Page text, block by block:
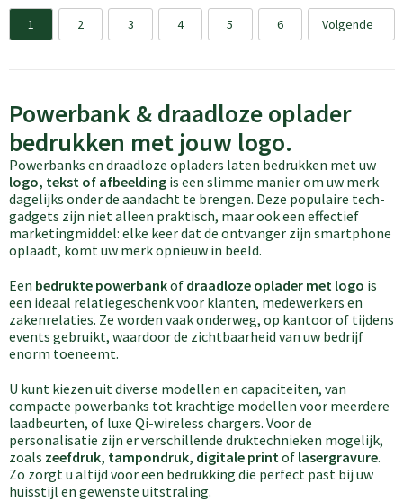
1 2 3 4 5 6 Volgende
Powerbank & draadloze oplader
bedrukken met jouw logo.
Powerbanks en draadloze opladers laten bedrukken met uw
logo, tekst of afbeeldingis een slimme manier om uw merk
dagelijks onder de aandacht te brengen. Deze populaire tech-
gadgets zijn niet alleen praktisch, maar ook een effectief
marketingmiddel: elke keer dat de ontvanger zijn smartphone
oplaadt, komt uw merk opnieuw in beeld.
Een bedrukte powerbankof draadloze oplader met logo is
een ideaal relatiegeschenk voor klanten, medewerkers en
zakenrelaties. Ze worden vaak onderweg, op kantoor of tijdens
events gebruikt, waardoor de zichtbaarheid van uw bedrijf
enorm toeneemt.
U kunt kiezen uit diverse modellen en capaciteiten, van
compacte powerbanks tot krachtige modellen voor meerdere
laadbeurten, of luxe Qi-wireless chargers. Voor de
personalisatie zijn er verschillende druktechnieken mogelijk,
zoals zeefdruk, tampondruk, digitale printof lasergravure.
Zo zorgt u altijd voor een bedrukking die perfect past bij uw
huisstijl en gewenste uitstraling.